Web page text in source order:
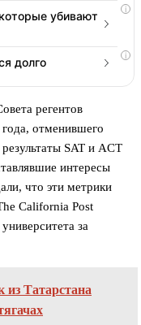
i
убивают
i
долго
регентов
отменившего
SAT и ACT
интересы
что эти метрики
California Post
за
Татарстана